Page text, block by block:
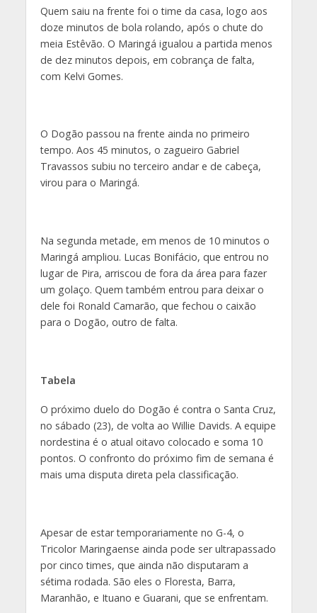
Quem saiu na frente foi o time da casa, logo aos
doze minutos de bola rolando, após o chute do
meia Estêvão. O Maringá igualou a partida menos
de dez minutos depois, em cobrança de falta,
com Kelvi Gomes.
O Dogão passou na frente ainda no primeiro
tempo. Aos 45 minutos, o zagueiro Gabriel
Travassos subiu no terceiro andar e de cabeça,
virou para o Maringá.
Na segunda metade, em menos de 10 minutos o
Maringá ampliou. Lucas Bonifácio, que entrou no
lugar de Pira, arriscou de fora da área para fazer
um golaço. Quem também entrou para deixar o
dele foi Ronald Camarão, que fechou o caixão
para o Dogão, outro de falta.
Tabela
O próximo duelo do Dogão é contra o Santa Cruz,
no sábado (23), de volta ao Willie Davids. A equipe
nordestina é o atual oitavo colocado e soma 10
pontos. O confronto do próximo fim de semana é
mais uma disputa direta pela classificação.
Apesar de estar temporariamente no G-4, o
Tricolor Maringaense ainda pode ser ultrapassado
por cinco times, que ainda não disputaram a
sétima rodada. São eles o Floresta, Barra,
Maranhão, e Ituano e Guarani, que se enfrentam.